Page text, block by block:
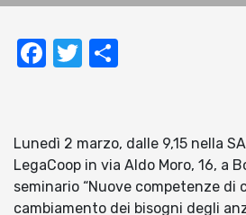
Facebook
Twitter
Lunedì 2 marzo, dalle 9,15 nella
LegaCoop in via Aldo Moro, 16, a
seminario “Nuove competenze di
cambiamento dei bisogni degli